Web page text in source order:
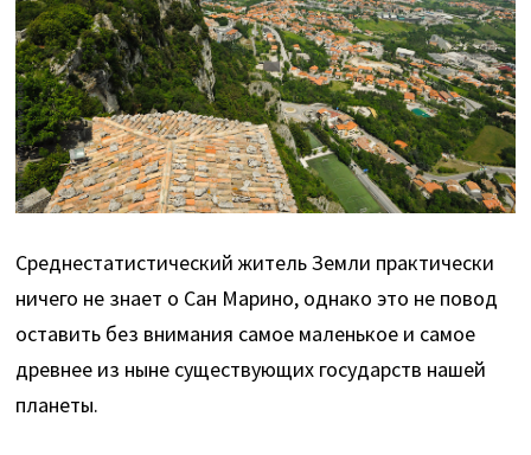
Среднестатистический житель Земли практически
ничего не знает о Сан Марино, однако это не повод
оставить без внимания самое маленькое и самое
древнее из ныне существующих государств нашей
планеты.